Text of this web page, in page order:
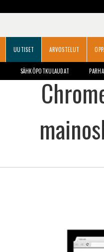
UUTISET ARVOSTELUT
SÄHKÖPOTKULAUDAT